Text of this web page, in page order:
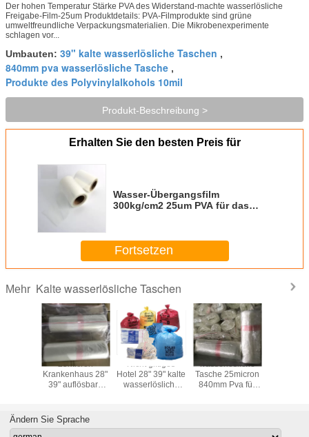
Der hohen Temperatur Stärke PVA des Widerstand-machte wasserlösliche
Freigabe-Film-25um Produktdetails: PVA-Filmprodukte sind grüne
umweltfreundliche Verpackungsmaterialien. Die Mikrobenexperimente
schlagen vor...
Umbauten: 39" kalte wasserlösliche Taschen ,
840mm pva wasserlösliche Tasche ,
Produkte des Polyvinylalkohols 10mil
Produkt-Beschreibung >
Erhalten Sie den besten Preis für
Wasser-Übergangsfilm
300kg/cm2 25um PVA für das
Fortsetzen
Mehr Kalte wasserlösliche Taschen
25micron
Krankenhaus 28"
39" auflösbare
Nicht giftiges
Hotel 28" 39" kalte
wasserlösliche
wasserlösliche
Tasche 25micron
840mm Pva für
Ändern Sie Sprache